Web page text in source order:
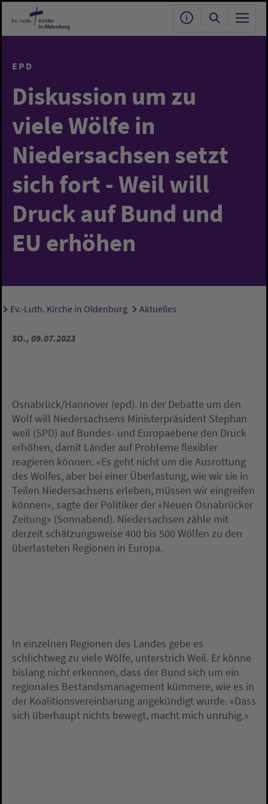
Zum Hauptinhalt springen
EPD
Diskussion um zu
viele Wölfe in
Niedersachsen setzt
sich fort - Weil will
Druck auf Bund und
EU erhöhen
Sie sind hier:
Ev.-Luth. Kirche in Oldenburg Aktuelles
SO., 09.07.2023
Osnabrück/Hannover (epd). In der Debatte um den
Wolf will Niedersachsens Ministerpräsident Stephan
weil (SPD) auf Bundes- und Europaebene den Druck
erhöhen, damit Länder auf Probleme flexibler
reagieren können. «Es geht nicht um die Ausrottung
des Wolfes, aber bei einer Überlastung, wie wir sie in
Teilen Niedersachsens erleben, müssen wir eingreifen
können», sagte der Politiker der «Neuen Osnabrücker
Zeitung» (Sonnabend). Niedersachsen zähle mit
derzeit schätzungsweise 400 bis 500 Wölfen zu den
überlasteten Regionen in Europa.
In einzelnen Regionen des Landes gebe es
schlichtweg zu viele Wölfe, unterstrich Weil. Er könne
bislang nicht erkennen, dass der Bund sich um ein
regionales Bestandsmanagement kümmere, wie es in
der Koalitionsvereinbarung angekündigt wurde. «Dass
sich überhaupt nichts bewegt, macht mich unruhig.»